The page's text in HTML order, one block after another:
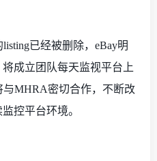
已经被删除，eBay明
成立团队每天监视平台上
与MHRA密切合作，不断改
控平台环境。